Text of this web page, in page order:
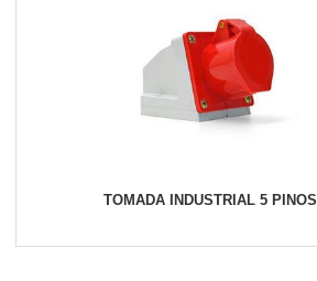
TOMADA INDUSTRIAL 5 PINOS